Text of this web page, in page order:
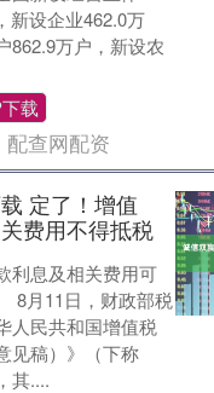
新设企业462.0万
862.9万户，新设农
载
配查网配资
定了！增值
费用不得抵税
利息及相关费用可
8月11日，财政部税
人民共和国增值税
见稿）》（下称
其....